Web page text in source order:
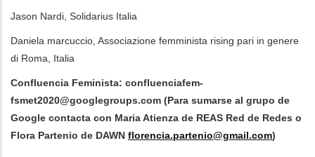
Jason Nardi, Solidarius Italia
Daniela marcuccio, Associazione femminista rising pari in genere
di Roma, Italia
Confluencia Feminista: confluenciafem-
fsmet2020@googlegroups.com (Para sumarse al grupo de
Google contacta con Maria Atienza de REAS Red de Redes o
Flora Partenio de DAWN florencia.partenio@gmail.com)